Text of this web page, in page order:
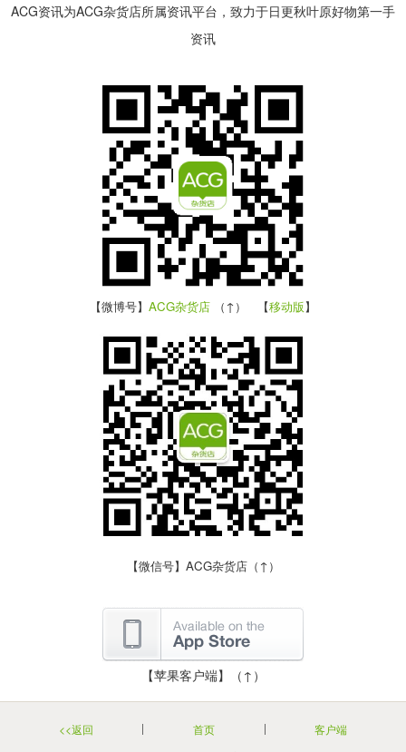
ACG资讯为ACG杂货店所属资讯平台，致力于日更秋叶原好物第一手
资讯
【微博号】 ACG杂货店 （↑） 【移动版】
【微信号】ACG杂货店（↑）
【苹果客户端】（↑）
<<返回 首页 客户端